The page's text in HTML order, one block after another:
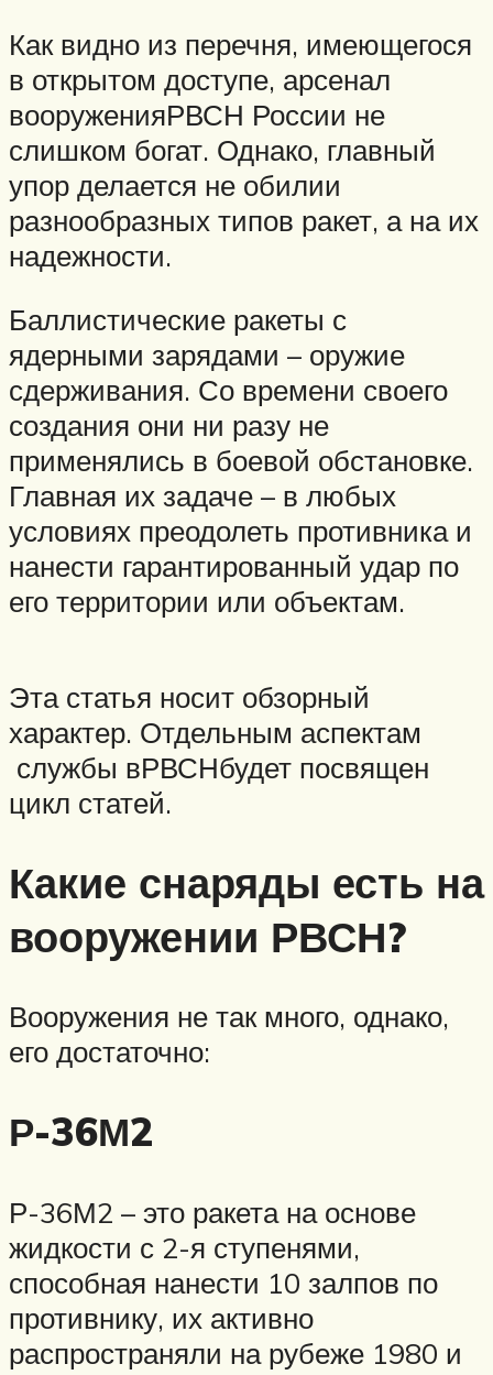
Как видно из перечня, имеющегося
в открытом доступе, арсенал
вооруженияРВСН России не
слишком богат. Однако, главный
упор делается не обилии
разнообразных типов ракет, а на их
надежности.
Баллистические ракеты с
ядерными зарядами – оружие
сдерживания. Со времени своего
создания они ни разу не
применялись в боевой обстановке.
Главная их задаче – в любых
условиях преодолеть противника и
нанести гарантированный удар по
его территории или объектам.
Эта статья носит обзорный
характер. Отдельным аспектам
службы вРВСНбудет посвящен
цикл статей.
Какие снаряды есть на
вооружении РВСН?
Вооружения не так много, однако,
его достаточно:
Р-36М2
Р-36М2 – это ракета на основе
жидкости с 2-я ступенями,
способная нанести 10 залпов по
противнику, их активно
распространяли на рубеже 1980 и